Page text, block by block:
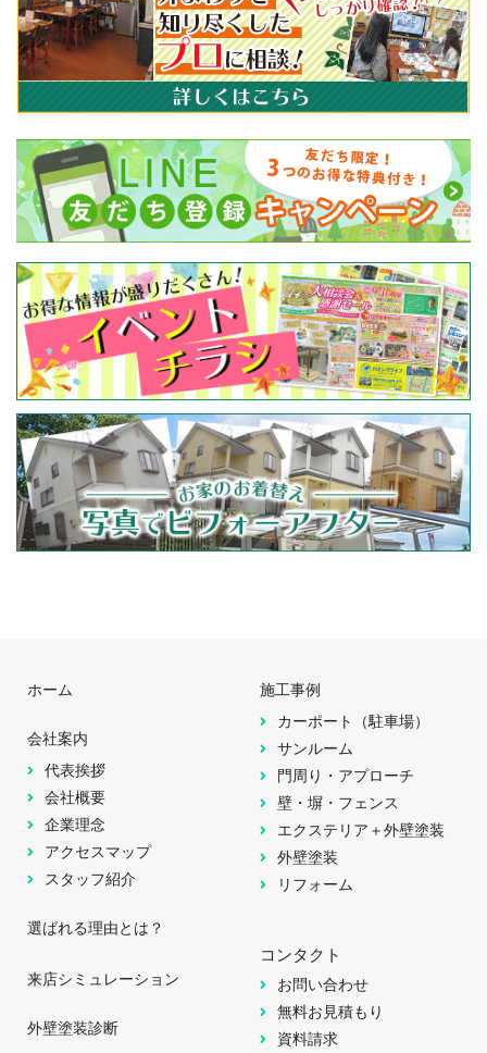
ホーム
会社案内
代表挨拶
会社概要
企業理念
アクセスマップ
スタッフ紹介
選ばれる理由とは？
施工事例
カーポート（駐車場）
サンルーム
門周り・アプローチ
壁・塀・フェンス
エクステリア＋外壁塗装
外壁塗装
リフォーム
来店シミュレーション
外壁塗装診断
コンタクト
お問い合わせ
無料お見積もり
資料請求